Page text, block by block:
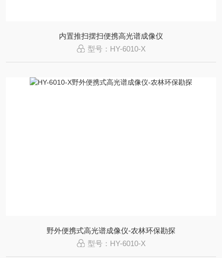
内置推扫摆扫便携高光谱成像仪
型号：HY-6010-X
野外便携式高光谱成像仪-农林环保勘探
型号：HY-6010-X